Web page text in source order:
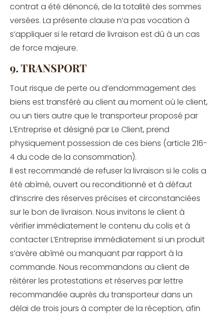
contrat a été dénoncé, de la totalité des sommes
versées. La présente clause n’a pas vocation à
s’appliquer si le retard de livraison est dû à un cas
de force majeure.
9. TRANSPORT
Tout risque de perte ou d’endommagement des
biens est transféré au client au moment où le client,
ou un tiers autre que le transporteur proposé par
L’Entreprise et désigné par Le Client, prend
physiquement possession de ces biens (article 216-
4 du code de la consommation).
Il est recommandé de refuser la livraison si le colis a
été abîmé, ouvert ou reconditionné et à défaut
d’inscrire des réserves précises et circonstanciées
sur le bon de livraison. Nous invitons le client à
vérifier immédiatement le contenu du colis et à
contacter L’Entreprise immédiatement si un produit
s’avère abîmé ou manquant par rapport à la
commande. Nous recommandons au client de
réitérer les protestations et réserves par lettre
recommandée auprès du transporteur dans un
délai de trois jours à compter de la réception, afin